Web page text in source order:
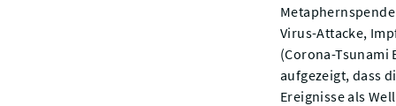
Virus-Attacke,
(Corona-Tsunami
aufgezeigt, dass
Ereignisse als